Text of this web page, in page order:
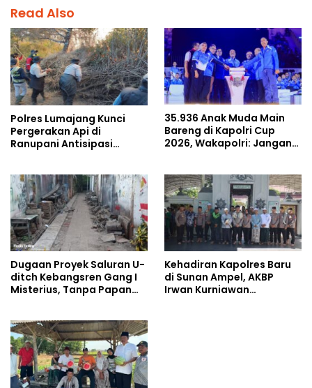
Read Also
Polres Lumajang Kunci
Pergerakan Api di
Ranupani Antisipasi
35.936 Anak Muda Main
Bareng di Kapolri Cup
2026, Wakapolri: Jangan
Dugaan Proyek Saluran U-
ditch Kebangsren Gang I
Misterius, Tanpa Papan
Kehadiran Kapolres Baru
di Sunan Ampel, AKBP
Irwan Kurniawan